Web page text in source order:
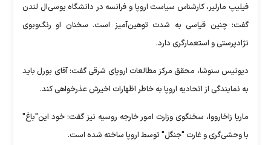
فیلیپ مارلیر، کارشناس سیاست اروپا و فرانسه در دانشگاه یوسی‌ال لندن
گفت: چنین قیاسی به شدت توهین‌آمیز است. سخنان او رنگ‌وبوی
نژادپرستی و استعمارگری دارد.
دیونیس سنوشا، محقق مرکز مطالعات اروپای شرقی گفت: آقای بورل باید
به نمایندگی از اتحادیه اروپا به خاطر اظهارات اخیرش عذرخواهی کند.
ماریا زاخارووا، سخنگوی وزارت امور خارجه روسیه نیز گفت: خود این"باغ"
با وحشی‌گری و غارت "جنگل" توسط اروپا ساخته شده است.